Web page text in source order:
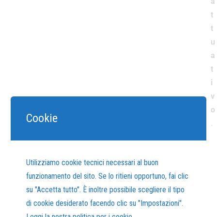
t
t
u
a
t
i
v
o
.
Per maggiori informazioni, visitate il seguente
TESTIMONIANZA DI
Cookie
Utilizziamo cookie tecnici necessari al buon
funzionamento del sito. Se lo ritieni opportuno, fai clic
su "Accetta tutto". È inoltre possibile scegliere il tipo
di cookie desiderato facendo clic su "Impostazioni".